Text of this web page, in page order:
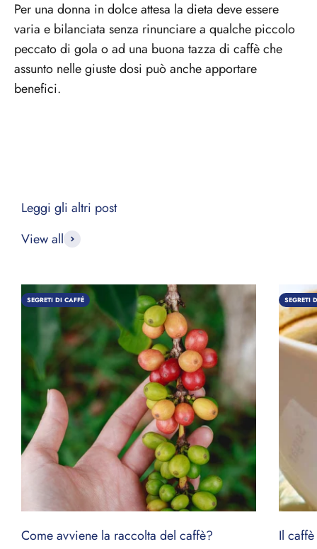
Per una donna in dolce attesa la dieta deve essere
varia e bilanciata senza rinunciare a qualche piccolo
peccato di gola o ad una buona tazza di caffè che
assunto nelle giuste dosi può anche apportare
benefici.
View all
SEGRETI DI CAFFÉ
Come avviene la raccolta del caffè?
SEGRETI
Il